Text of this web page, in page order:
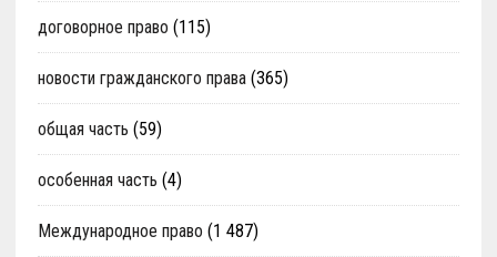
договорное право (115)
новости гражданского права(365)
общая часть (59)
особенная часть (4)
Международное право (1 487)